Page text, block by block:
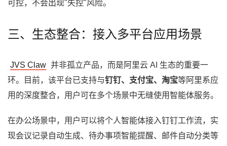
可控，不会出现"失控"风险。
三、生态整合：接入多平台应用场景
JVS Claw 并非孤立产品，而是阿里云 AI 生态的重要一
环。目前，该平台已支持与钉钉、支付宝、淘宝等阿里系应
用的深度整合，用户可在多个场景中无缝使用智能体服务。
在办公场景中，用户可以将个人智能体接入钉钉工作流，实
现会议记录自动生成、待办事项智能提醒、邮件自动分类等